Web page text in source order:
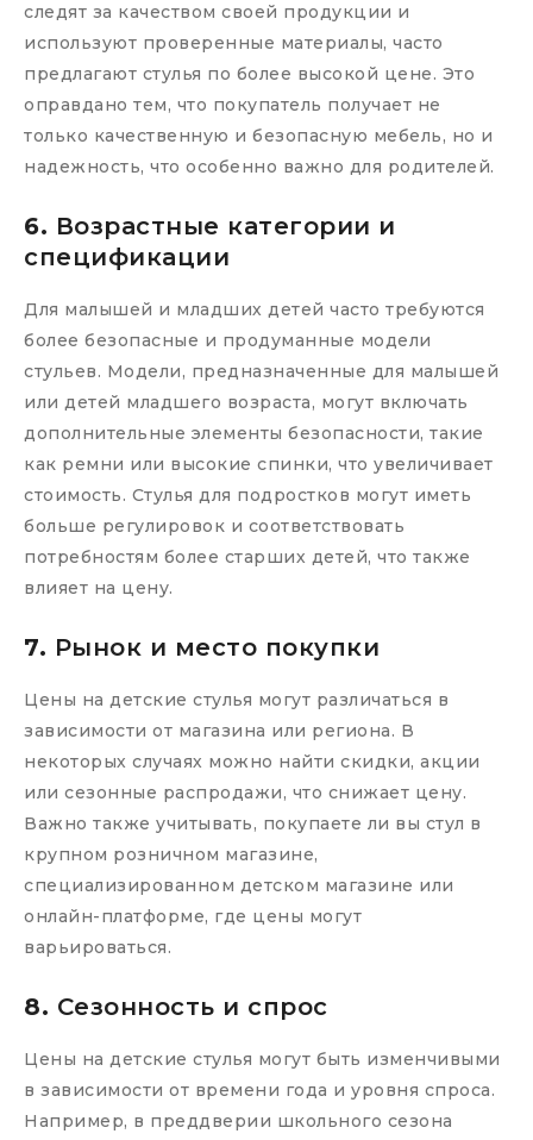
следят за качеством своей продукции и
используют проверенные материалы, часто
предлагают стулья по более высокой цене. Это
оправдано тем, что покупатель получает не
только качественную и безопасную мебель, но и
надежность, что особенно важно для родителей.
6. Возрастные категории и
спецификации
Для малышей и младших детей часто требуются
более безопасные и продуманные модели
стульев. Модели, предназначенные для малышей
или детей младшего возраста, могут включать
дополнительные элементы безопасности, такие
как ремни или высокие спинки, что увеличивает
стоимость. Стулья для подростков могут иметь
больше регулировок и соответствовать
потребностям более старших детей, что также
влияет на цену.
7. Рынок и место покупки
Цены на детские стулья могут различаться в
зависимости от магазина или региона. В
некоторых случаях можно найти скидки, акции
или сезонные распродажи, что снижает цену.
Важно также учитывать, покупаете ли вы стул в
крупном розничном магазине,
специализированном детском магазине или
онлайн-платформе, где цены могут
варьироваться.
8. Сезонность и спрос
Цены на детские стулья могут быть изменчивыми
в зависимости от времени года и уровня спроса.
Например, в преддверии школьного сезона